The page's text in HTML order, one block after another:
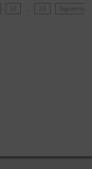
13 … 23
Siguiente